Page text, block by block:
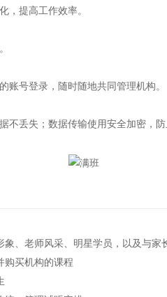
提高工作效率。
号登录，随时随地共同管理机构。
丢失；数据传输使用安全加密，防
、老师风采、明星学员，以及与家
买机构的课程